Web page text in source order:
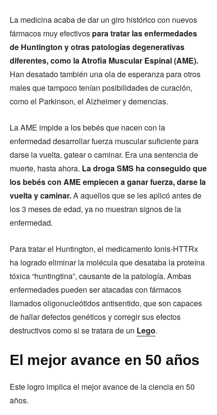
La medicina acaba de dar un giro histórico con nuevos
fármacos muy efectivos para tratar las enfermedades
de Huntington y otras patologías degenerativas
diferentes, como la Atrofia Muscular Espinal (AME).
Han desatado también una ola de esperanza para otros
males que tampoco tenían posibilidades de curación,
como el Parkinson, el Alzheimer y demencias.
La AME impide a los bebés que nacen con la
enfermedad desarrollar fuerza muscular suficiente para
darse la vuelta, gatear o caminar. Era una sentencia de
muerte, hasta ahora. La droga SMS ha conseguido que
los bebés con AME empiecen a ganar fuerza, darse la
vuelta y caminar.A aquellos que se les aplicó antes de
los 3 meses de edad, ya no muestran signos de la
enfermedad.
Para tratar el Huntington, el medicamento Ionis-HTTRx
ha logrado eliminar la molécula que desataba la proteína
tóxica “huntingtina”, causante de la patología. Ambas
enfermedades pueden ser atacadas con fármacos
llamados oligonucleótidos antisentido, que son capaces
de hallar defectos genéticos y corregir sus efectos
destructivos como si se tratara de un Lego.
El mejor avance en 50 años
Este logro implica el mejor avance de la ciencia en 50
años.